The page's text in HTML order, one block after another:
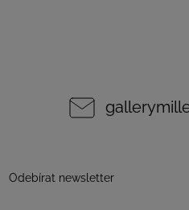
Odebírat newsletter